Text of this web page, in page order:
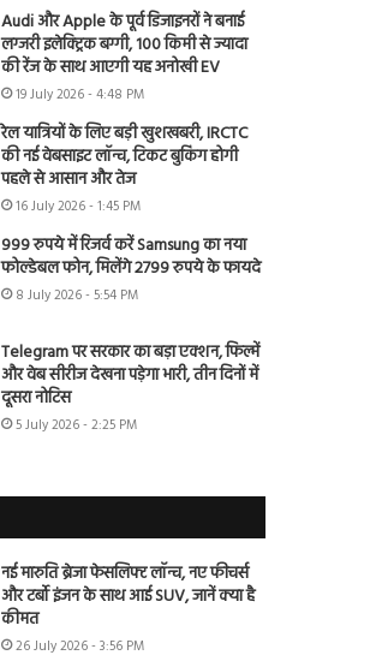
Audi और Apple के पूर्व डिजाइनरों ने बनाई
लग्जरी इलेक्ट्रिक बग्गी, 100 किमी से ज्यादा
की रेंज के साथ आएगी यह अनोखी EV
19 July 2026 - 4:48 PM
रेल यात्रियों के लिए बड़ी खुशखबरी, IRCTC
की नई वेबसाइट लॉन्च, टिकट बुकिंग होगी
पहले से आसान और तेज
16 July 2026 - 1:45 PM
999 रुपये में रिजर्व करें Samsung का नया
फोल्डेबल फोन, मिलेंगे 2799 रुपये के फायदे
8 July 2026 - 5:54 PM
Telegram पर सरकार का बड़ा एक्शन, फिल्में
और वेब सीरीज देखना पड़ेगा भारी, तीन दिनों में
दूसरा नोटिस
5 July 2026 - 2:25 PM
नई मारुति ब्रेजा फेसलिफ्ट लॉन्च, नए फीचर्स
और टर्बो इंजन के साथ आई SUV, जानें क्या है
कीमत
26 July 2026 - 3:56 PM